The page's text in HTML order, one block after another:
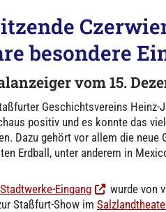
besondere
vom 15.
Geschichtsvereins
positiv und es konnte das
Dazu gehört vor allem die neue
Erdball, unter anderem in
Stadtwerke-Eingang
wurde von
Staßfurt-Show im